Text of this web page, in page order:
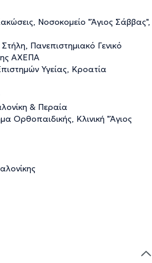
Νοσοκομείο "Άγιος Σάββας",
Πανεπιστημιακό Γενικό
ΑΧΕΠΑ
Υγείας, Κροατία
& Περαία
Ορθοπαιδικής, Κλινική "Άγιος